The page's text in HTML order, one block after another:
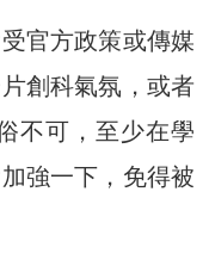
官方政策或傳媒
創科氣氛，或者
不可，至少在學
強一下，免得被